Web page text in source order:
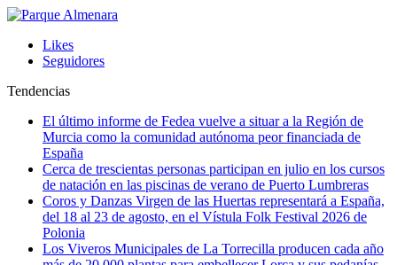
Likes
Seguidores
Tendencias
El último informe de Fedea vuelve a situar a la Región de
Murcia como la comunidad autónoma peor financiada de
España
Cerca de trescientas personas participan en julio en los cursos
de natación en las piscinas de verano de Puerto Lumbreras
Coros y Danzas Virgen de las Huertas representará a España,
del 18 al 23 de agosto, en el Vístula Folk Festival 2026 de
Polonia
Los Viveros Municipales de La Torrecilla producen cada año